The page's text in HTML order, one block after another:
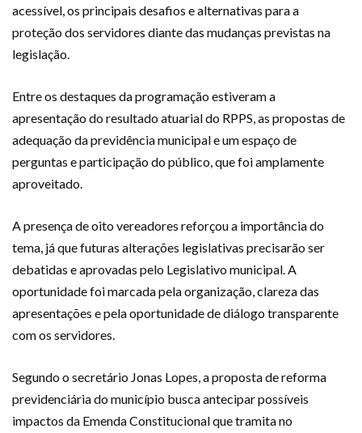
acessível, os principais desafios e alternativas para a
proteção dos servidores diante das mudanças previstas na
legislação.
Entre os destaques da programação estiveram a
apresentação do resultado atuarial do RPPS, as propostas de
adequação da previdência municipal e um espaço de
perguntas e participação do público, que foi amplamente
aproveitado.
A presença de oito vereadores reforçou a importância do
tema, já que futuras alterações legislativas precisarão ser
debatidas e aprovadas pelo Legislativo municipal. A
oportunidade foi marcada pela organização, clareza das
apresentações e pela oportunidade de diálogo transparente
com os servidores.
Segundo o secretário Jonas Lopes, a proposta de reforma
previdenciária do município busca antecipar possíveis
impactos da Emenda Constitucional que tramita no